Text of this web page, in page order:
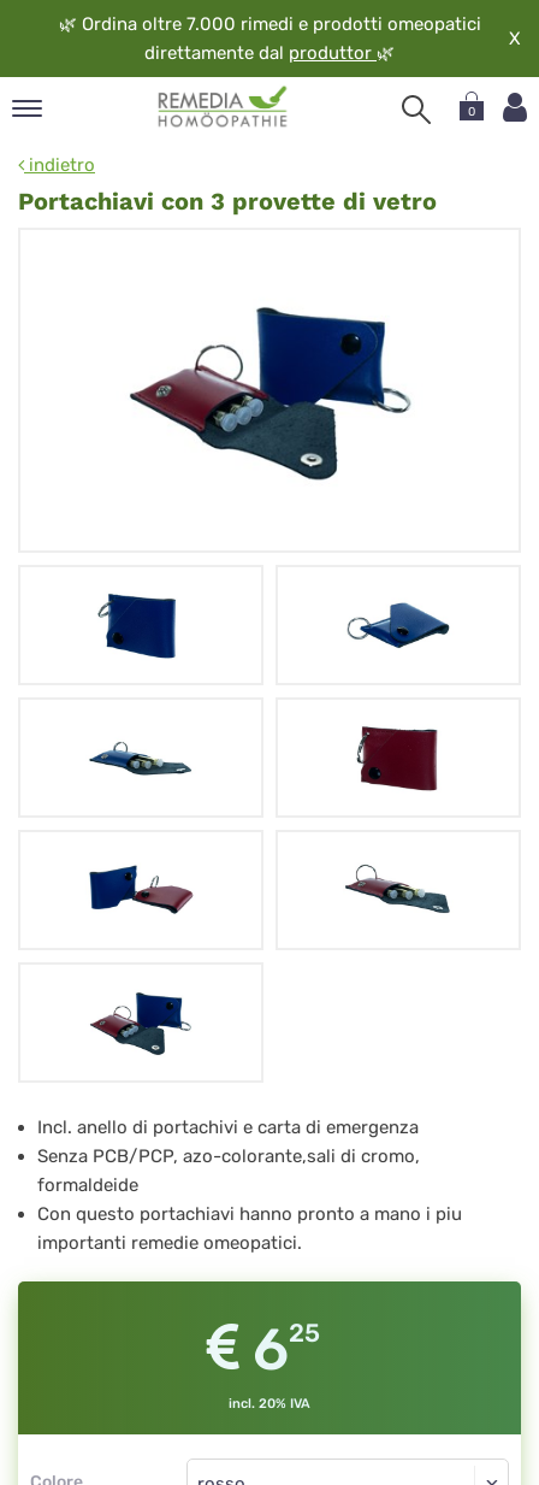
🌿 Ordina oltre 7.000 rimedi e prodotti omeopatici
direttamente dal produttor 🌿
X
0
indietro
Portachiavi con 3 provette di vetro
Portachiavi
con
3
provette
di
Incl. anello di portachivi e carta di emergenza
Senza PCB/PCP, azo-colorante,sali di cromo,
formaldeide
Con questo portachiavi hanno pronto a mano i piu
importanti remedie omeopatici.
625
incl. 20% IVA